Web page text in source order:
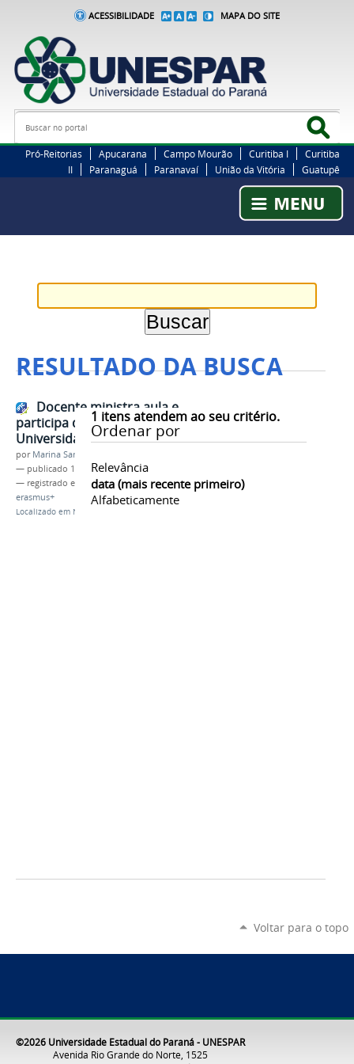
ACESSIBILIDADE MAPA DO SITE
Busca
Pró-Reitorias Apucarana Campo Mourão Curitiba I
Curitiba
II
Paranaguá Paranavaí União da Vitória Guatupê
RESULTADO DA BUSCA
1 itens atendem ao seu critério.
Ordenar por
Relevância
data (mais recente primeiro)
Alfabeticamente
Docente ministra aula e
participa de eventos em
Universidade da Turquia
por Marina Santos Daum
— publicado 17/06/2025
— registrado em:
internacionalização,turquia,
erasmus+
Localizado em Notícias
Voltar para o topo
©2026 Universidade Estadual do Paraná - UNESPAR
Avenida Rio Grande do Norte, 1525